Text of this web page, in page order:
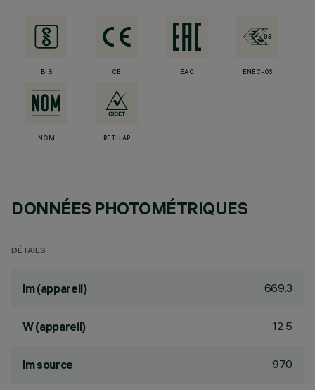
BIS CE EAC ENEC-03
NOM RETILAP
DONNÉES PHOTOMÉTRIQUES
DÉTAILS
lm (appareil) 669.3
W (appareil) 12.5
lm source 970